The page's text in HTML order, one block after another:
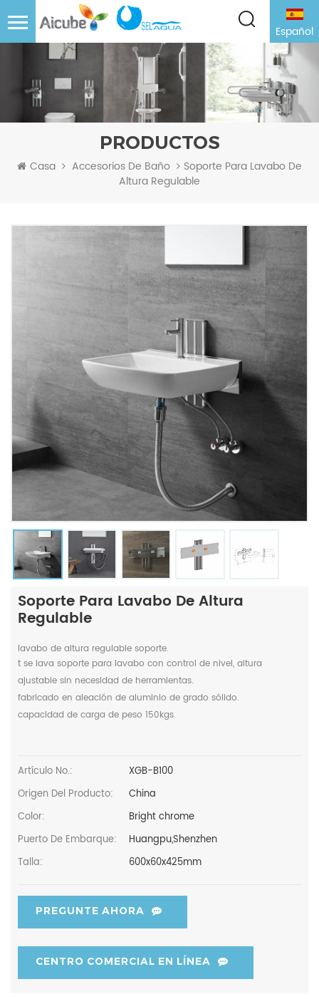
Español
PRODUCTOS
Casa Accesorios De Baño
Soporte Para Lavabo De
Altura Regulable
Soporte Para Lavabo De Altura
Regulable
lavabo de altura regulable soporte.
t se lava soporte para lavabo con control de nivel, altura
ajustable sin necesidad de herramientas.
fabricado en aleación de aluminio de grado sólido.
capacidad de carga de peso 150kgs.
Artículo No.:
XGB-B100
Origen Del Producto:
China
Color:
Bright chrome
Puerto De Embarque:
Huangpu,Shenzhen
Talla:
600x60x425mm
PREGUNTE AHORA
CENTRO COMERCIAL EN LÍNEA